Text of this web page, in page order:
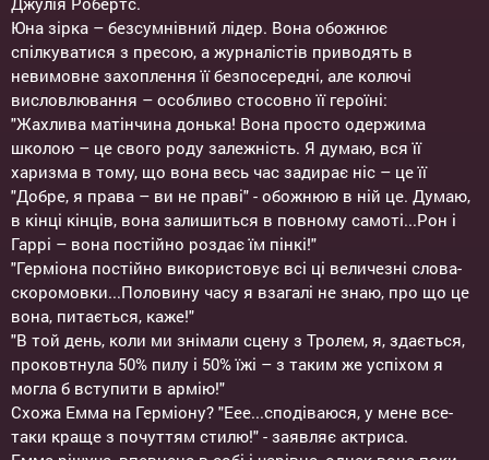
Юна зірка – безсумнівний лідер. Вона обожнює
спілкуватися з пресою, а журналістів приводять в
невимовне захоплення її безпосередні, але колючі
висловлювання – особливо стосовно її героїні:
"Жахлива матінчина донька! Вона просто одержима
школою – це свого роду залежність. Я думаю, вся її
харизма в тому, що вона весь час задирає ніс – це її
"Добре, я права – ви не праві" - обожнюю в ній це. Думаю,
в кінці кінців, вона залишиться в повному самоті...Рон і
Гаррі – вона постійно роздає їм пінкі!"
"Герміона постійно використовує всі ці величезні слова-
скоромовки...Половину часу я взагалі не знаю, про що це
вона, питається, каже!"
"В той день, коли ми знімали сцену з Тролем, я, здається,
проковтнула 50% пилу і 50% їжі – з таким же успіхом я
могла б вступити в армію!"
Схожа Емма на Герміону? "Еее...сподіваюся, у мене все-
таки краще з почуттям стилю!" - заявляє актриса.